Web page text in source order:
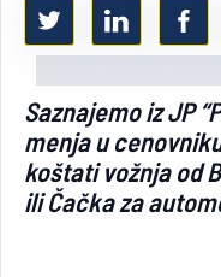
Saznajemo iz JP
menja u
koštati vožnja od
ili Čačka za